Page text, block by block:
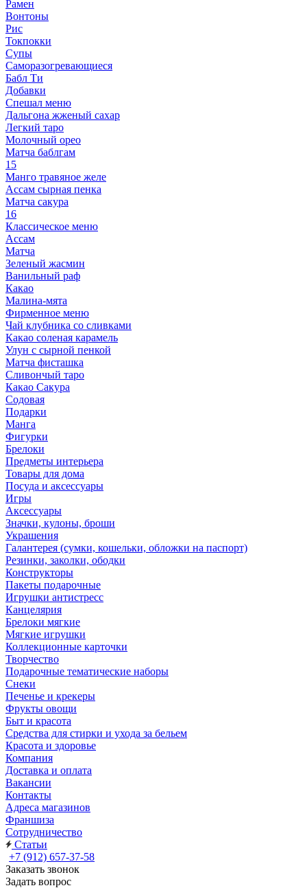
Рамен
Вонтоны
Рис
Токпокки
Супы
Саморазогревающиеся
Бабл Ти
Добавки
Спешал меню
Дальгона жженый сахар
Легкий таро
Молочный орео
Матча баблгам
15
Манго травяное желе
Ассам сырная пенка
Матча сакура
16
Классическое меню
Ассам
Матча
Зеленый жасмин
Ванильный раф
Какао
Малина-мята
Фирменное меню
Чай клубника со сливками
Какао соленая карамель
Улун с сырной пенкой
Матча фисташка
Сливончый таро
Какао Сакура
Содовая
Подарки
Манга
Фигурки
Брелоки
Предметы интерьера
Товары для дома
Посуда и аксессуары
Игры
Аксессуары
Значки, кулоны, броши
Украшения
Галантерея (сумки, кошельки, обложки на паспорт)
Резинки, заколки, ободки
Конструкторы
Пакеты подарочные
Игрушки антистресс
Канцелярия
Брелоки мягкие
Мягкие игрушки
Коллекционные карточки
Творчество
Подарочные тематические наборы
Снеки
Печенье и крекеры
Фрукты овощи
Быт и красота
Средства для стирки и ухода за бельем
Красота и здоровье
Компания
Доставка и оплата
Вакансии
Контакты
Адреса магазинов
Франшиза
Сотрудничество
Статьи
+7 (912) 657-37-58
Заказать звонок
Задать вопрос